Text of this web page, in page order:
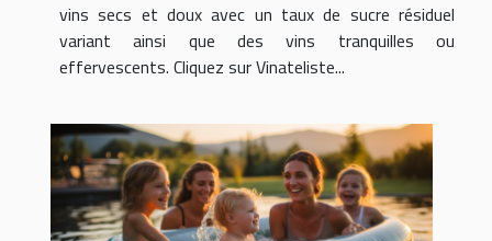
vins secs et doux avec un taux de sucre résiduel
variant ainsi que des vins tranquilles ou
effervescents. Cliquez sur Vinateliste...